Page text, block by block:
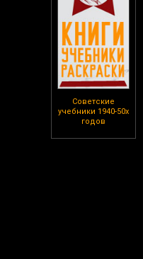
Советские
учебники 1940-50х
годов